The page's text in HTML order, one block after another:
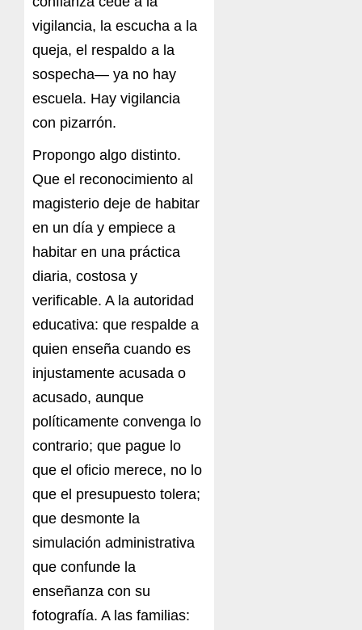
vigilancia, la escucha a la
queja, el respaldo a la
sospecha— ya no hay
escuela. Hay vigilancia
con pizarrón.
Propongo algo distinto.
Que el reconocimiento al
magisterio deje de habitar
en un día y empiece a
habitar en una práctica
diaria, costosa y
verificable. A la autoridad
educativa: que respalde a
quien enseña cuando es
injustamente acusada o
acusado, aunque
políticamente convenga lo
contrario; que pague lo
que el oficio merece, no lo
que el presupuesto tolera;
que desmonte la
simulación administrativa
que confunde la
enseñanza con su
fotografía. A las familias: